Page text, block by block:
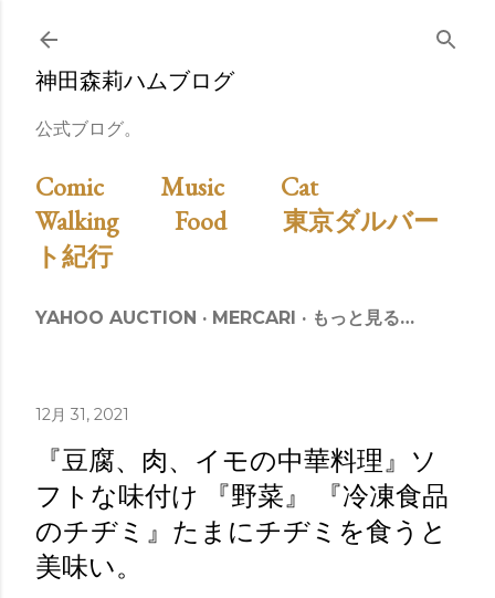
スキップしてメイン コンテンツに移動
神田森莉ハムブログ
公式ブログ。
Comic Music
Cat
Walking
Food
東京ダルバー
ト紀行
YAHOO AUCTION MERCARI もっと見る…
12月 31, 2021
『豆腐、肉、イモの中華料理』ソ
フトな味付け 『野菜』 『冷凍食品
のチヂミ』たまにチヂミを食うと
美味い。